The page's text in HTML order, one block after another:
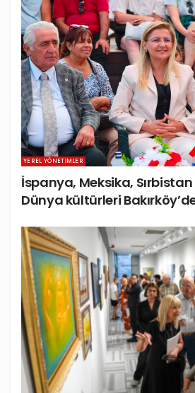
YEREL YÖNETIMLER
İspanya, Meksika,
Dünya kültürleri